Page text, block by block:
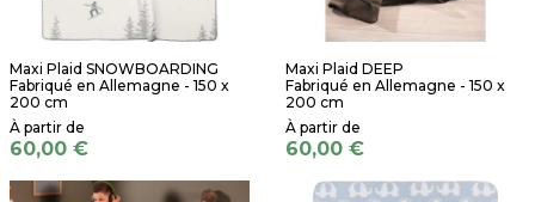
Maxi Plaid SNOWBOARDING
Fabriqué en Allemagne - 150 x
200 cm
60,00 €
Maxi Plaid DEEP
Fabriqué en Allemagne - 150 x
200 cm
60,00 €